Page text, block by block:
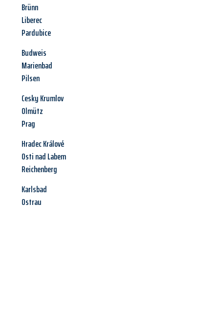
Brünn
Liberec
Pardubice
Budweis
Marienbad
Pilsen
Cesky Krumlov
Olmütz
Prag
Hradec Králové
Osti nad Labem
Reichenberg
Karlsbad
Ostrau